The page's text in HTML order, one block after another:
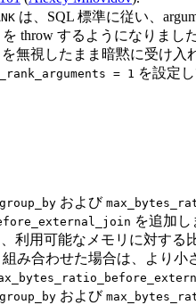
は、SQL 標準に従い、
を throw するようになりまし
を無視したまま暗黙に受け
= 1 を設定
および
を追加
利用可能なメモリに対する
組み合わせた場合は、より小
および